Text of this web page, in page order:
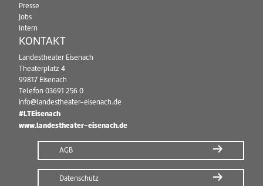
Presse
Jobs
Intern
KONTAKT
Landestheater Eisenach
Theaterplatz 4
99817 Eisenach
Telefon 03691 256 0
info@landestheater-eisenach.de
#LTEisenach
www.landestheater-eisenach.de
AGB
Datenschutz